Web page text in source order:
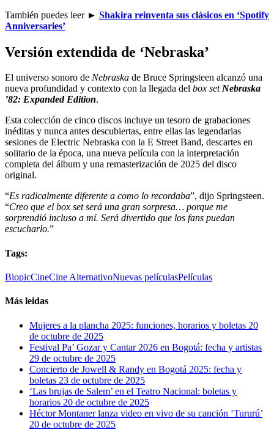
También puedes leer ► Shakira reinventa sus clásicos en ‘Spotify
Anniversaries’
Versión extendida de ‘Nebraska’
El universo sonoro de Nebraska de Bruce Springsteen alcanzó una
nueva profundidad y contexto con la llegada del box set Nebraska
’82: Expanded Edition.
Esta colección de cinco discos incluye un tesoro de grabaciones
inéditas y nunca antes descubiertas, entre ellas las legendarias
sesiones de Electric Nebraska con la E Street Band, descartes en
solitario de la época, una nueva película con la interpretación
completa del álbum y una remasterización de 2025 del disco
original.
“Es radicalmente diferente a como lo recordaba”, dijo Springsteen.
“Creo que el box set será una gran sorpresa… porque me
sorprendió incluso a mí. Será divertido que los fans puedan
escucharlo.”
Tags:
BiopicCineCine AlternativoNuevas películasPelículas
Más leidas
Mujeres a la plancha 2025: funciones, horarios y boletas 20
de octubre de 2025
Festival Pa’ Gozar y Cantar 2026 en Bogotá: fecha y artistas
29 de octubre de 2025
Concierto de Jowell & Randy en Bogotá 2025: fecha y
boletas 23 de octubre de 2025
‘Las brujas de Salem’ en el Teatro Nacional: boletas y
horarios 20 de octubre de 2025
Héctor Montaner lanza video en vivo de su canción ‘Tururú’
20 de octubre de 2025